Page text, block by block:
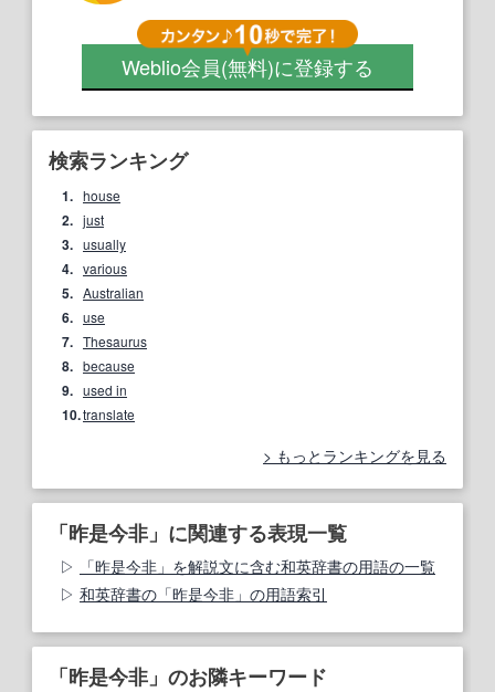
Weblio会員(無料)に登録する
検索ランキング
1. house
2. just
3. usually
4. various
5. Australian
6. use
7. Thesaurus
8. because
9. used in
10.translate
もっとランキングを見る
「昨是今非」に関連する表現一覧
「昨是今非」を解説文に含む和英辞書の用語の一覧
和英辞書の「昨是今非」の用語索引
「昨是今非」のお隣キーワード